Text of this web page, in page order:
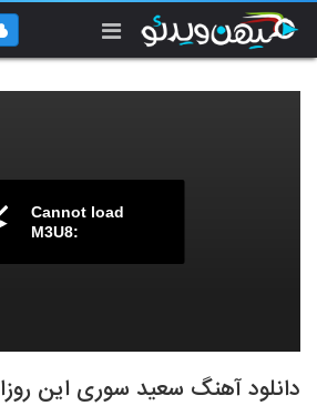
Cannot load
M3U8:
دانلود آهنگ سعید سوری این روزا